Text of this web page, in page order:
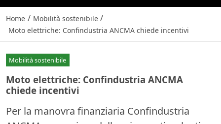
Home / Mobilità sostenibile /
Moto elettriche: Confindustria ANCMA chiede incentivi
Mobilità sostenibile
Moto elettriche: Confindustria ANCMA
chiede incentivi
Per la manovra finanziaria Confindustria